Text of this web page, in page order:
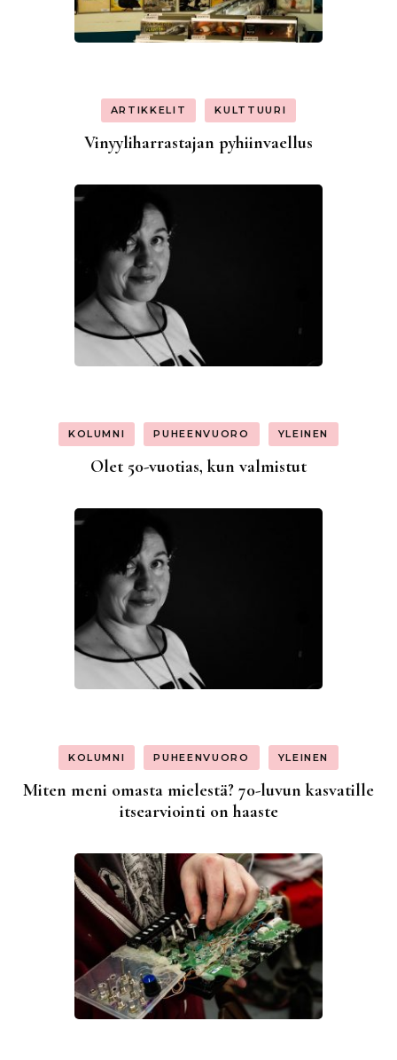
ARTIKKELIT KULTTUURI
Vinyyliharrastajan pyhiinvaellus
KOLUMNI PUHEENVUORO YLEINEN
Olet 50-vuotias, kun valmistut
KOLUMNI PUHEENVUORO YLEINEN
Miten meni omasta mielestä? 70-luvun kasvatille
itsearviointi on haaste